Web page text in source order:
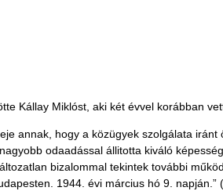
Kállay Miklóst, aki két évvel korábban
annak, hogy a közügyek szolgálata
odaadással állitotta kiváló
bizalommal tekintek további
1944. évi március hó 9.